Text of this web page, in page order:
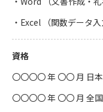
・Excel （関数データ入
資格
〇〇〇〇 年 〇〇 月 日
〇〇〇〇 年 〇〇 月 全